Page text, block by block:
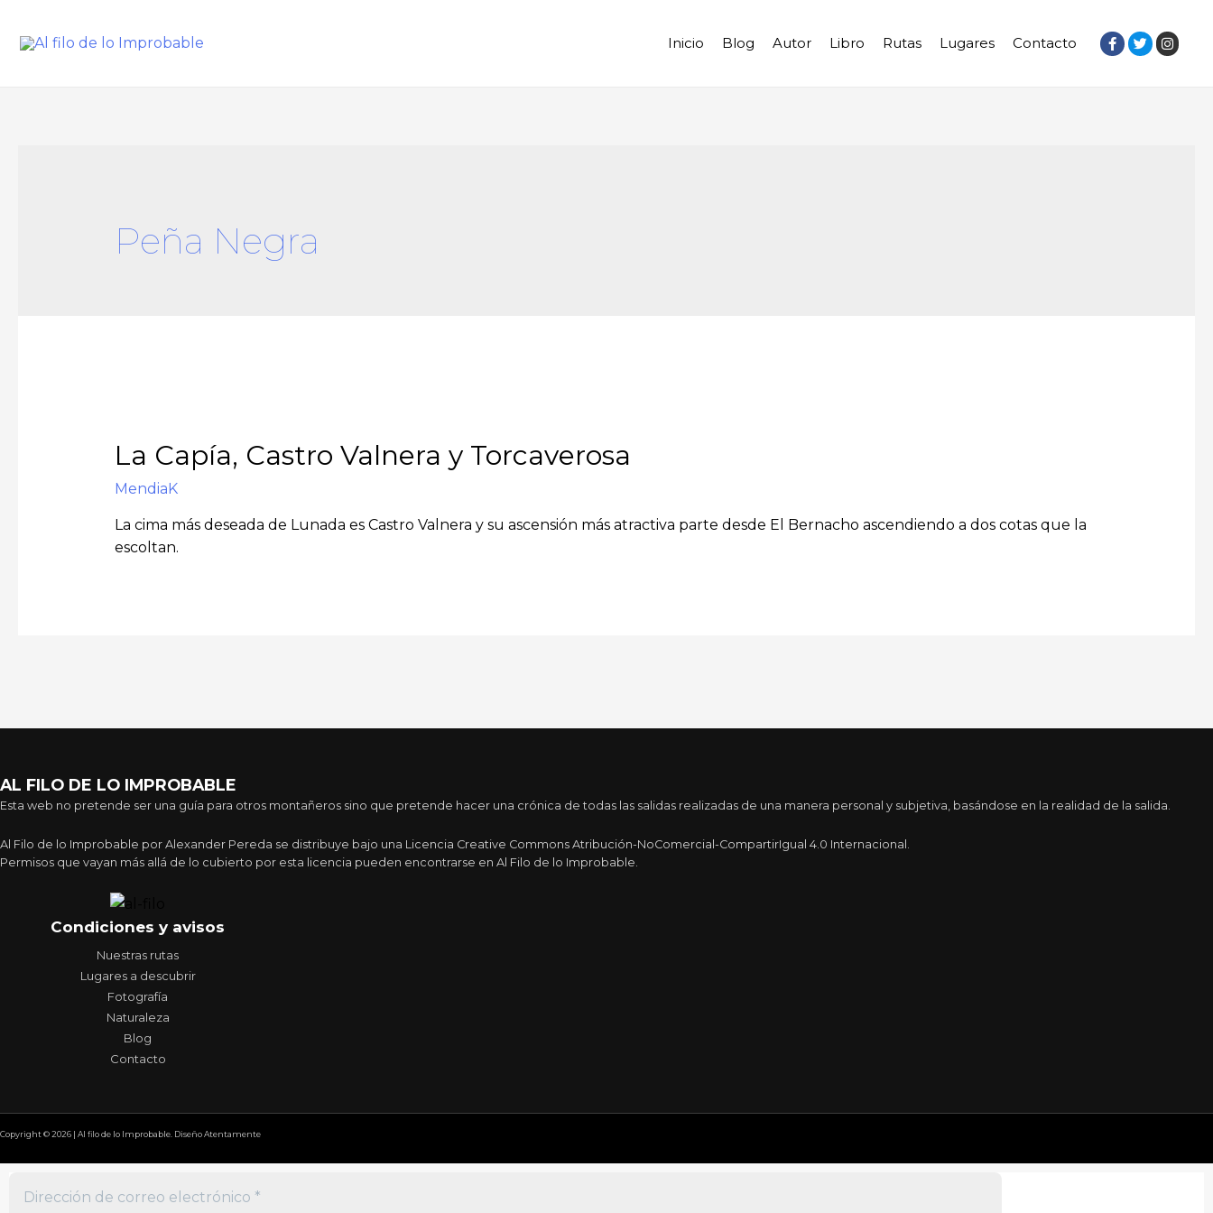
Inicio Blog Autor Libro Rutas Lugares Contacto
Peña Negra
La Capía, Castro Valnera y Torcaverosa
MendiaK
La cima más deseada de Lunada es Castro Valnera y su ascensión más atractiva parte desde El Bernacho ascendiendo a dos cotas que la
escoltan.
AL FILO DE LO IMPROBABLE
Esta web no pretende ser una guía para otros montañeros sino que pretende hacer una crónica de todas las salidas realizadas de una manera personal y subjetiva, basándose en la realidad de la salida.
Al Filo de lo Improbable por Alexander Pereda se distribuye bajo una Licencia Creative Commons Atribución-NoComercial-CompartirIgual 4.0 Internacional.
Permisos que vayan más allá de lo cubierto por esta licencia pueden encontrarse en Al Filo de lo Improbable.
Condiciones y avisos
Nuestras rutas
Lugares a descubrir
Fotografía
Naturaleza
Blog
Contacto
Copyright © 2026 | Al filo de lo Improbable. Diseño Atentamente